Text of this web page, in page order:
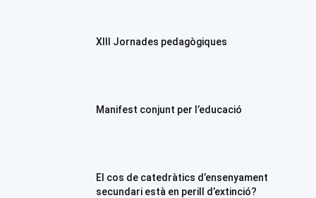
XIII Jornades pedagògiques
Manifest conjunt per l’educació
El cos de catedràtics d’ensenyament
secundari està en perill d’extinció?